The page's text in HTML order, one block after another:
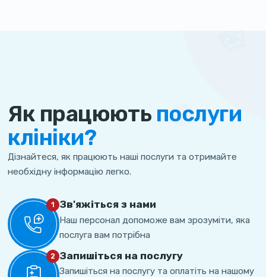
Як працюють послуги
клініки?
Дізнайтеся, як працюють наші послуги та отримайте
необхідну інформацію легко.
1 Зв'яжіться з нами
Наш персонал допоможе вам зрозуміти, яка
послуга вам потрібна
2 Запишіться на послугу
Запишіться на послугу та оплатіть на нашому